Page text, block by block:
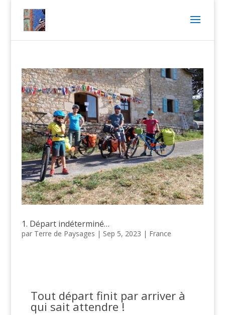
1. Départ indéterminé…
par Terre de Paysages | Sep 5, 2023 | France
Tout départ finit par arriver à
qui sait attendre !